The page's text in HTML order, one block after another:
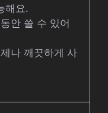
해요.
안 쓸 수 있어
나 깨끗하게 사